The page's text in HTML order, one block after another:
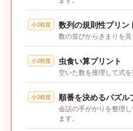
小2程度 数列の規則性プリン
数の並びからきまりを
小2程度 虫食い算プリント
空いた数を推理して式
小2程度 順番を決めるパズル
会話の手がかりを整理
ます。